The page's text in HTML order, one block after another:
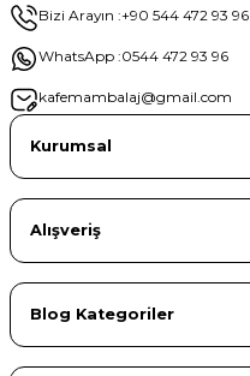
Bizi Arayın :+90 544 472 93 96
WhatsApp :0544 472 93 96
kafemambalaj@gmail.com
Kurumsal
Alışveriş
Blog Kategoriler